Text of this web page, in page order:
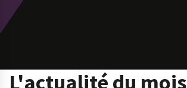
L'actualité du mois